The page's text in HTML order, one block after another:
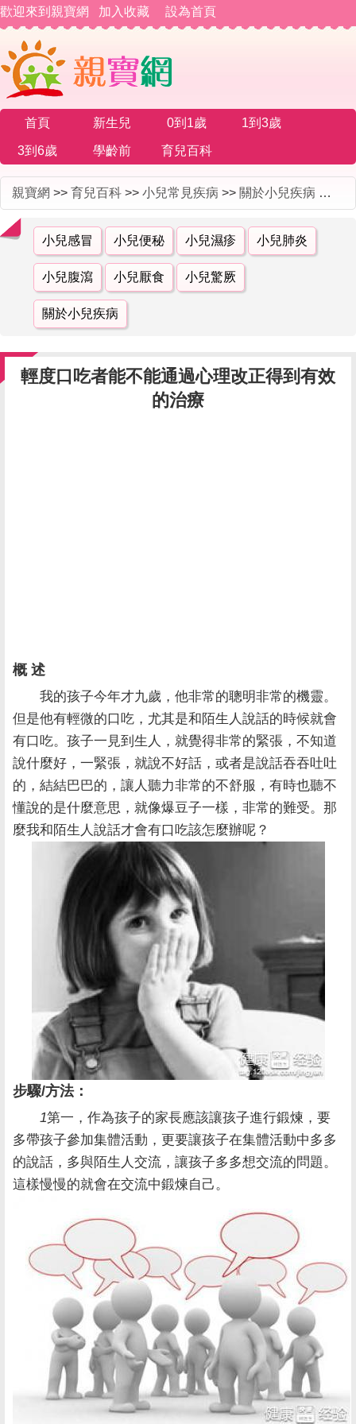
歡迎來到親寶網 加入收藏 設為首頁
首頁 新生兒 0到1歲 1到3歲
3到6歲 學齡前 育兒百科
親寶網 >> 育兒百科 >> 小兒常見疾病 >> 關於小兒疾病
小兒感冒 小兒便秘 小兒濕疹 小兒肺炎
小兒腹瀉 小兒厭食 小兒驚厥
關於小兒疾病
輕度口吃者能不能通過心理改正得到有效
的治療
概 述
我的孩子今年才九歲，他非常的聰明非常的機靈。
但是他有輕微的口吃，尤其是和陌生人說話的時候就會
有口吃。孩子一見到生人，就覺得非常的緊張，不知道
說什麼好，一緊張，就說不好話，或者是說話吞吞吐吐
的，結結巴巴的，讓人聽力非常的不舒服，有時也聽不
懂說的是什麼意思，就像爆豆子一樣，非常的難受。那
麼我和陌生人說話才會有口吃該怎麼辦呢？
步驟/方法：
1第一，作為孩子的家長應該讓孩子進行鍛煉，要
多帶孩子參加集體活動，更要讓孩子在集體活動中多多
的說話，多與陌生人交流，讓孩子多多想交流的問題。
這樣慢慢的就會在交流中鍛煉自己。